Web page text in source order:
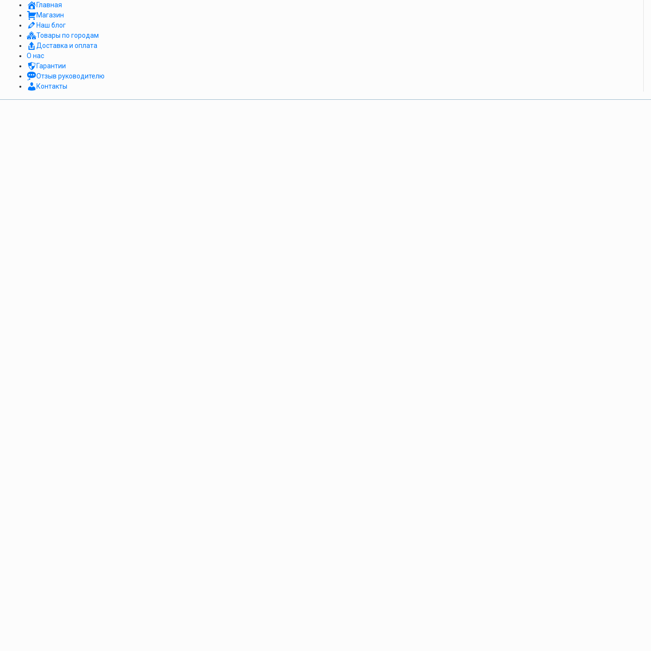
Главная
Магазин
Наш блог
Товары по городам
Доставка и оплата
О нас
Гарантии
Отзыв руководителю
Контакты